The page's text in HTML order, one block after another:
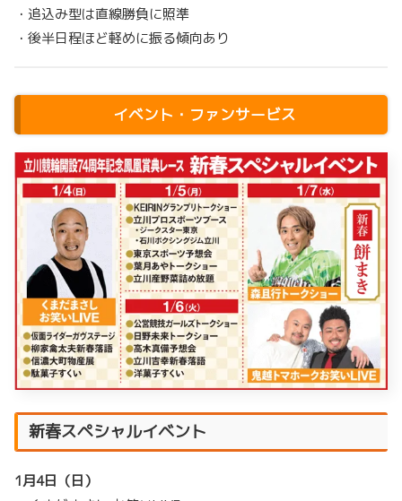
・追込み型は直線勝負に照準
・後半日程ほど軽めに振る傾向あり
イベント・ファンサービス
新春スペシャルイベント
1月4日（日）